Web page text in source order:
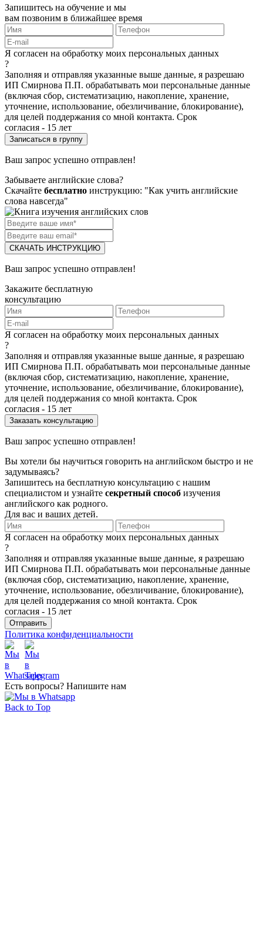
Запишитесь на обучение и мы
вам позвоним в ближайшее время
Я согласен на обработку моих персональных данных
?
Заполняя и отправляя указанные выше данные, я разрешаю
ИП Смирнова П.П. обрабатывать мои персональные данные
(включая сбор, систематизацию, накопление, хранение,
уточнение, использование, обезличивание, блокирование),
для целей поддержания со мной контакта. Срок
согласия - 15 лет
Ваш запрос успешно отправлен!
Забываете английские слова?
Скачайте бесплатно инструкцию: "Как учить английские
слова навсегда"
СКАЧАТЬ ИНСТРУКЦИЮ
Ваш запрос успешно отправлен!
Закажите бесплатную
консультацию
Я согласен на обработку моих персональных данных
?
Заполняя и отправляя указанные выше данные, я разрешаю
ИП Смирнова П.П. обрабатывать мои персональные данные
(включая сбор, систематизацию, накопление, хранение,
уточнение, использование, обезличивание, блокирование),
для целей поддержания со мной контакта. Срок
согласия - 15 лет
Ваш запрос успешно отправлен!
Вы хотели бы научиться говорить на английском быстро и не
задумываясь?
Запишитесь на бесплатную консультацию с нашим
специалистом и узнайте секретный способ изучения
английского как родного.
Для вас и ваших детей.
Я согласен на обработку моих персональных данных
?
Заполняя и отправляя указанные выше данные, я разрешаю
ИП Смирнова П.П. обрабатывать мои персональные данные
(включая сбор, систематизацию, накопление, хранение,
уточнение, использование, обезличивание, блокирование),
для целей поддержания со мной контакта. Срок
согласия - 15 лет
Политика конфиденциальности
Есть вопросы? Напишите нам
Back to Top